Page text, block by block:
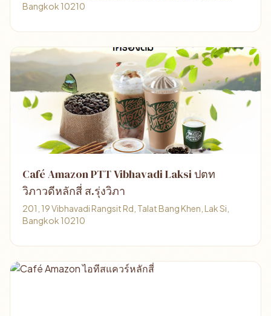
Bangkok 10210
Café Amazon PTT Vibhavadi Laksi ปตท
วิภาวดีหลักสี่ ส.รุ่งวิภา
201, 19 Vibhavadi Rangsit Rd, Talat Bang Khen, Lak Si,
Bangkok 10210